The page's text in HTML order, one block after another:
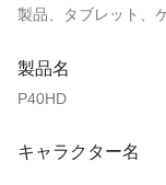
製品、タブレット、
製品名
P40HD
キャラクター名